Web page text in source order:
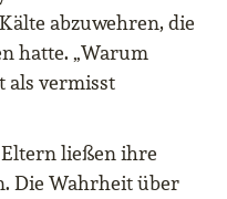
abzuwehren, die
hatte. „Warum
als vermisst
ließen ihre
Die Wahrheit über